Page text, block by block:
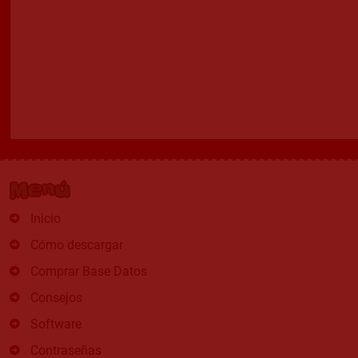
Menú
Inicio
Cómo descargar
Comprar Base Datos
Consejos
Software
Contraseñas